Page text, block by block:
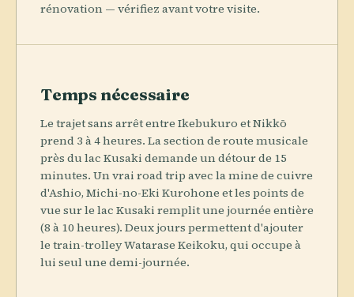
rénovation — vérifiez avant votre visite.
Temps nécessaire
Le trajet sans arrêt entre Ikebukuro et Nikkō
prend 3 à 4 heures. La section de route musicale
près du lac Kusaki demande un détour de 15
minutes. Un vrai road trip avec la mine de cuivre
d'Ashio, Michi-no-Eki Kurohone et les points de
vue sur le lac Kusaki remplit une journée entière
(8 à 10 heures). Deux jours permettent d'ajouter
le train-trolley Watarase Keikoku, qui occupe à
lui seul une demi-journée.